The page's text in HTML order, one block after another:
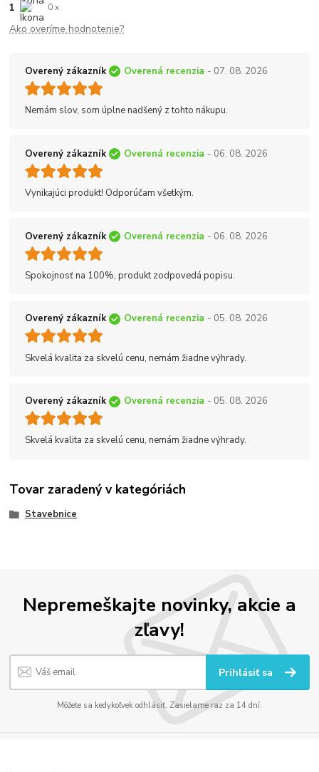
1 0 x
Ako overíme hodnotenie?
Overený zákazník Overená recenzia - 07. 08. 2026
Nemám slov, som úplne nadšený z tohto nákupu.
Overený zákazník Overená recenzia - 06. 08. 2026
Vynikajúci produkt! Odporúčam všetkým.
Overený zákazník Overená recenzia - 06. 08. 2026
Spokojnosť na 100%, produkt zodpovedá popisu.
Overený zákazník Overená recenzia - 05. 08. 2026
Skvelá kvalita za skvelú cenu, nemám žiadne výhrady.
Overený zákazník Overená recenzia - 05. 08. 2026
Skvelá kvalita za skvelú cenu, nemám žiadne výhrady.
Tovar zaradený v kategóriách
Stavebnice
Nepremeškajte novinky, akcie a
zľavy!
Prihlásiť sa
Môžete sa kedykoľvek odhlásiť. Zasielame raz za 14 dní.